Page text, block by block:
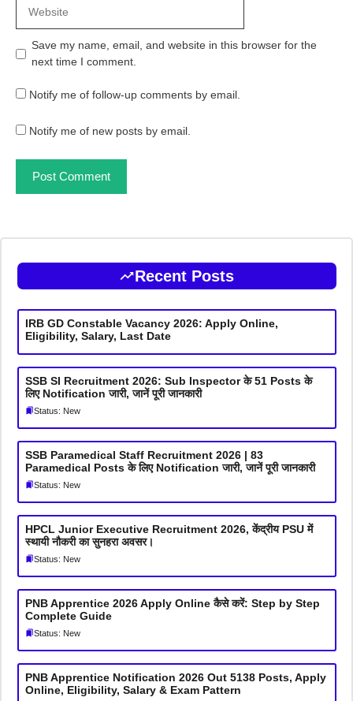
Save my name, email, and website in this browser for the
next time I comment.
Notify me of follow-up comments by email.
Notify me of new posts by email.
Recent Posts
IRB GD Constable Vacancy 2026: Apply Online,
Eligibility, Salary, Last Date
SSB SI Recruitment 2026: Sub Inspector के 51 Posts के
लिए Notification जारी, जानें पूरी जानकारी
Status: New
SSB Paramedical Staff Recruitment 2026 | 83
Paramedical Posts के लिए Notification जारी, जानें पूरी जानकारी
Status: New
HPCL Junior Executive Recruitment 2026, केंद्रीय PSU में
स्थायी नौकरी का सुनहरा अवसर।
Status: New
PNB Apprentice 2026 Apply Online कैसे करें: Step by Step
Complete Guide
Status: New
PNB Apprentice Notification 2026 Out 5138 Posts, Apply
Online, Eligibility, Salary & Exam Pattern